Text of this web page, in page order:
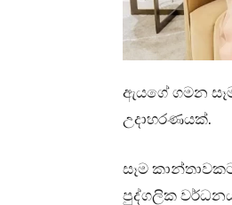
ඇයගේ ගමන
උදාහරණයක්.
සෑම
පුද්ගලික